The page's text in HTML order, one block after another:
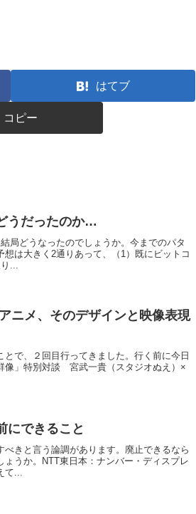
はてブ
コピー
うだったのか…
局どうなったのでしょうか。今までのパタ
は大きく2通りあって、（1）既にビットコ
...
ニメ、そのデザインと映像表現
で、２回目行ってきました。行く前に今日
像」特別対談 宮武一貴（スタジオぬえ）×
にできること
きと言う論調があります。廃止できるなら
うか。NTT東日本：ナンバー・ディスプレ
...